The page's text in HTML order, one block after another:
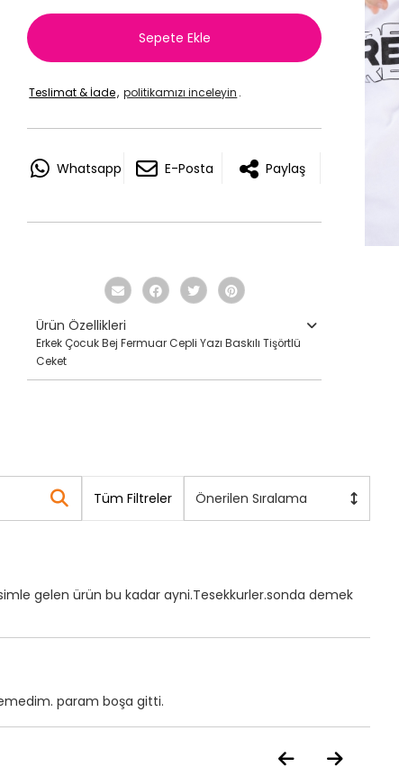
Sepete Ekle
Teslimat & İade, politikamızı inceleyin .
Whatsapp E-Posta Paylaş
Ürün Özellikleri
Erkek Çocuk Bej Fermuar Cepli Yazı Baskılı Tişörtlü
Ceket
Tüm Filtreler Önerilen Sıralama
gelen ürün bu kadar ayni.Tesekkurler.sonda demek
param boşa gitti.